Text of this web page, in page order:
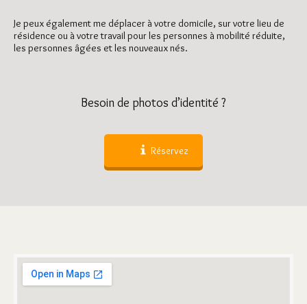
Je peux également me déplacer à votre domicile, sur votre lieu de
résidence ou à votre travail pour les personnes à mobilité réduite,
les personnes âgées et les nouveaux nés.
Besoin de photos d’identité ?
Réservez